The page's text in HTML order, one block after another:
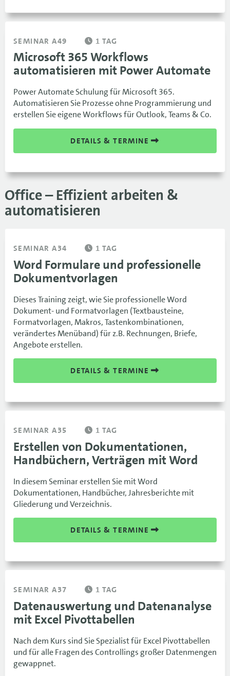
SEMINAR A49 1 TAG
Microsoft 365 Workflows
automatisieren mit Power Automate
Power Automate Schulung für Microsoft 365.
Automatisieren Sie Prozesse ohne Programmierung und
erstellen Sie eigene Workflows für Outlook, Teams & Co.
DETAILS & TERMINE
Office – Effizient arbeiten &
automatisieren
SEMINAR A34 1 TAG
Word Formulare und professionelle
Dokumentvorlagen
Dieses Training zeigt, wie Sie professionelle Word
Dokument- und Formatvorlagen (Textbausteine,
Formatvorlagen, Makros, Tastenkombinationen,
verändertes Menüband) für z.B. Rechnungen, Briefe,
Angebote erstellen.
DETAILS & TERMINE
SEMINAR A35 1 TAG
Erstellen von Dokumentationen,
Handbüchern, Verträgen mit Word
In diesem Seminar erstellen Sie mit Word
Dokumentationen, Handbücher, Jahresberichte mit
Gliederung und Verzeichnis.
DETAILS & TERMINE
SEMINAR A37 1 TAG
Datenauswertung und Datenanalyse
mit Excel Pivottabellen
Nach dem Kurs sind Sie Spezialist für Excel Pivottabellen
und für alle Fragen des Controllings großer Datenmengen
gewappnet.